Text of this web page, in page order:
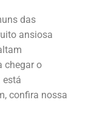
das
ansiosa
chegar o
está
confira nossa